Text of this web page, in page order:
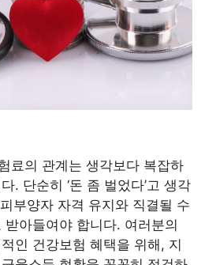
료의 관계는 생각보다 복잡하
. 단순히 ‘돈 좀 벌었다’고 생각
부양자 자격 유지와 직결될 수
아들여야 합니다. 여러분의
인 건강보험 혜택을 위해, 지